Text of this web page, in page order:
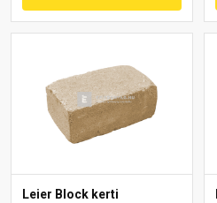
Leier Block kerti